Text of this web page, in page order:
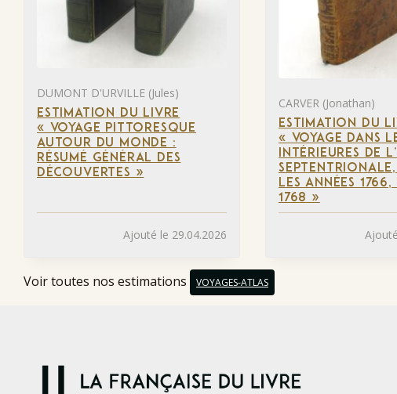
DUMONT D'URVILLE (Jules)
ESTIMATION DU LIVRE
« VOYAGE PITTORESQUE
AUTOUR DU MONDE :
RÉSUMÉ GÉNÉRAL DES
DÉCOUVERTES »
Ajouté le 29.04.2026
CARVER (Jonathan)
ESTIMATION DU
« VOYAGE DANS
INTÉRIEURES DE
LES ANNÉES 1766,
1768 »
Voir toutes nos estimations VOYAGES-ATLAS